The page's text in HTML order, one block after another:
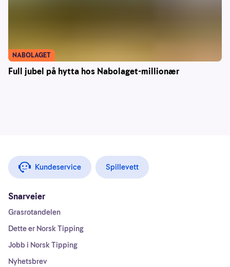
Full jubel på hytta hos Nabolaget-millionær
NABOLAGET
Kundeservice Spillevett
Snarveier
Grasrotandelen
Dette er Norsk Tipping
Jobb i Norsk Tipping
Nyhetsbrev